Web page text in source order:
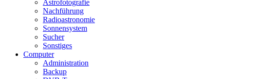
Astrofotografie
Nachführung
Radioastronomie
Sonnensystem
Sucher
Sonstiges
Computer
Administration
Backup